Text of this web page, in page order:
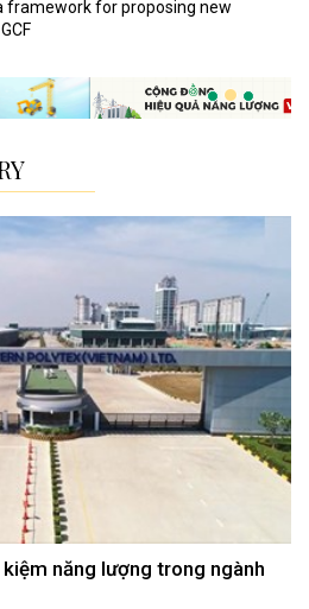
framework for proposing new
năng lượng trong ngành